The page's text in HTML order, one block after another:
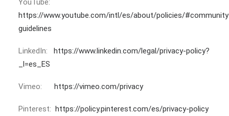
YouTube:
https://www.youtube.com/intl/es/about/policies/
guidelines
LinkedIn: https://www.linkedin.com/legal/privacy-policy?
_l=es_ES
Vimeo: https://vimeo.com/privacy
Pinterest: https://policy.pinterest.com/es/privacy-policy